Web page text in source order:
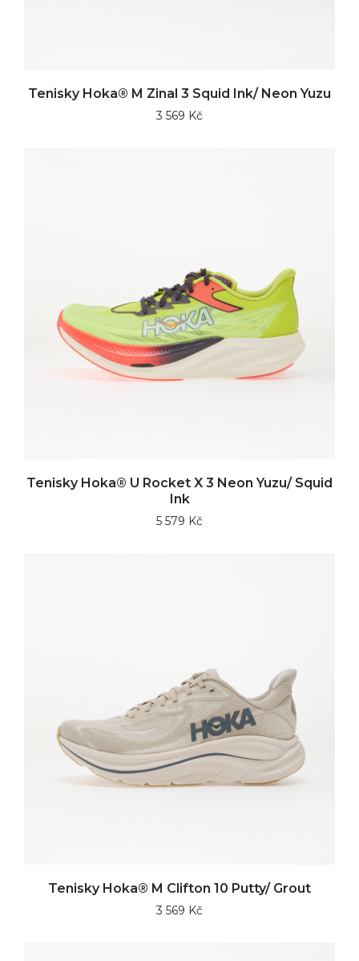
Tenisky Hoka® M Zinal 3 Squid Ink/ Neon Yuzu
3 569 Kč
Tenisky Hoka® U Rocket X 3 Neon Yuzu/ Squid
Ink
5 579 Kč
Tenisky Hoka® M Clifton 10 Putty/ Grout
3 569 Kč